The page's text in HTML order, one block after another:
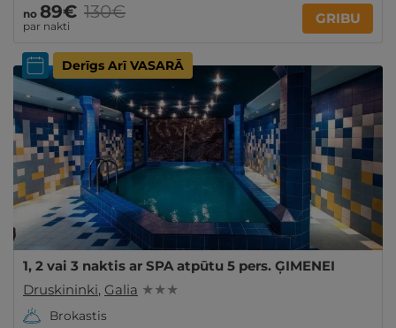
no 89€
par nakti
130€ GRIBU
Derīgs Arī VASARĀ
1, 2 vai 3 naktis ar SPA atpūtu 5 pers. ĢIMENEI
Druskininki, Galia ★ ★ ★
Brokastis